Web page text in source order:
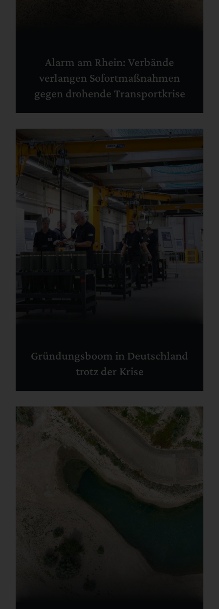
Alarm am Rhein: Verbände
verlangen Sofortmaßnahmen
gegen drohende Transportkrise
Gründungsboom in Deutschland
trotz der Krise